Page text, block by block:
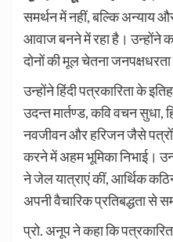
समर्थन में नहीं, बल्कि अन्याय
आवाज बनने में रहा है। उन्होंने
दोनों की मूल चेतना
उन्होंने हिंदी पत्रकारिता के
उदन्त मार्तण्ड, कवि वचन सुधा,
नवजीवन और हरिजन जैसे पत्रों
करने में अहम भूमिका निभाई।
ने जेल यात्राएं कीं, आर्थिक
अपनी वैचारिक प्रतिबद्धता से
प्रो. अनूप ने कहा कि